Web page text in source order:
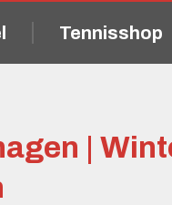
Tennisshop
|